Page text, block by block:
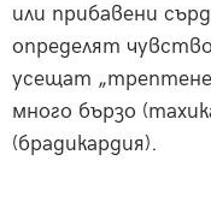
или прибавени
определят
усещат
много бързо
(брадикардия).